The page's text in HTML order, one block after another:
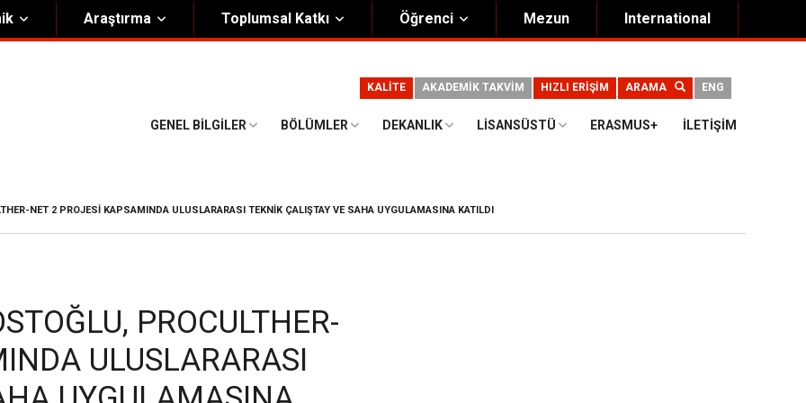
Şeması Eğiticinin Eğitimi Programı
Araştırma Toplumsal Katkı Öğrenci Mezun International
ENG
ARAMA
HIZLI ERİŞİM
AKADEMİK TAKVİM
KALİTE
GENEL BILGILER BÖLÜMLER DEKANLIK LISANSÜSTÜ ERASMUS+ İLETIŞIM
NET 2 PROJESI KAPSAMINDA ULUSLARARASI TEKNIK ÇALIŞTAY VE SAHA UYGULAMASINA KATILDI
PROCULTHER-
ULUSLARARASI